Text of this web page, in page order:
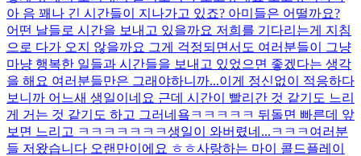
아 음 꽤나 긴 시간들이 지나가고 있죠? 아미들은 어떨까요?
어떤 날들로 시간을 보내고 있을까요 저희를 기다리는게 지침
으로 다가 오지 않을까요 그게 걱정되면서도 여러분들이 그냥
마냥 행복한 일들과 시간들을 보내고 있었으면 좋겠다는 생각
을 해요 여러분들만은 그래야하니까...이게 정신없이 적응하다
보니까 어느새 생일이네요 근데 시간이 빨리간 것 같기도 느리
게 거는 것 같기도 하고 그러네욬ㅋㅋㅋㅋㅋ 뒤돌면 빠른데 앞
보면 느리고 ㅋㅋㅋㅋㅋㅋㅋ생일이 와버렸네...ㅋㅋㅋ 여러분
들 저왔습니다 오랜만이에요 ㅎㅎ사랑하는 마이 콜드플레이